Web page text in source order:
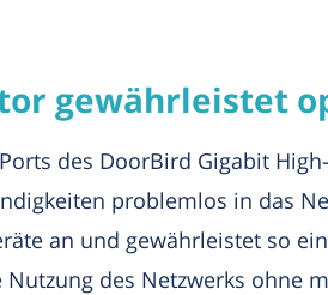
gewährleistet
des DoorBird Gigabit
problemlos in das
an und gewährleistet so
des Netzwerks ohne